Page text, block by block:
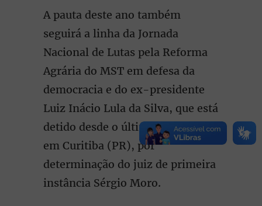
A pauta deste ano também
seguirá a linha da Jornada
Nacional de Lutas pela Reforma
Agrária do MST em defesa da
democracia e do ex-presidente
Luiz Inácio Lula da Silva, que está
detido desde o último sábado (7),
em Curitiba (PR), por
determinação do juiz de primeira
instância Sérgio Moro.